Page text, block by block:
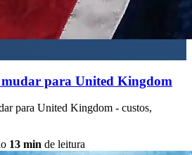
para United Kingdom
para United Kingdom - custos,
13 min de leitura